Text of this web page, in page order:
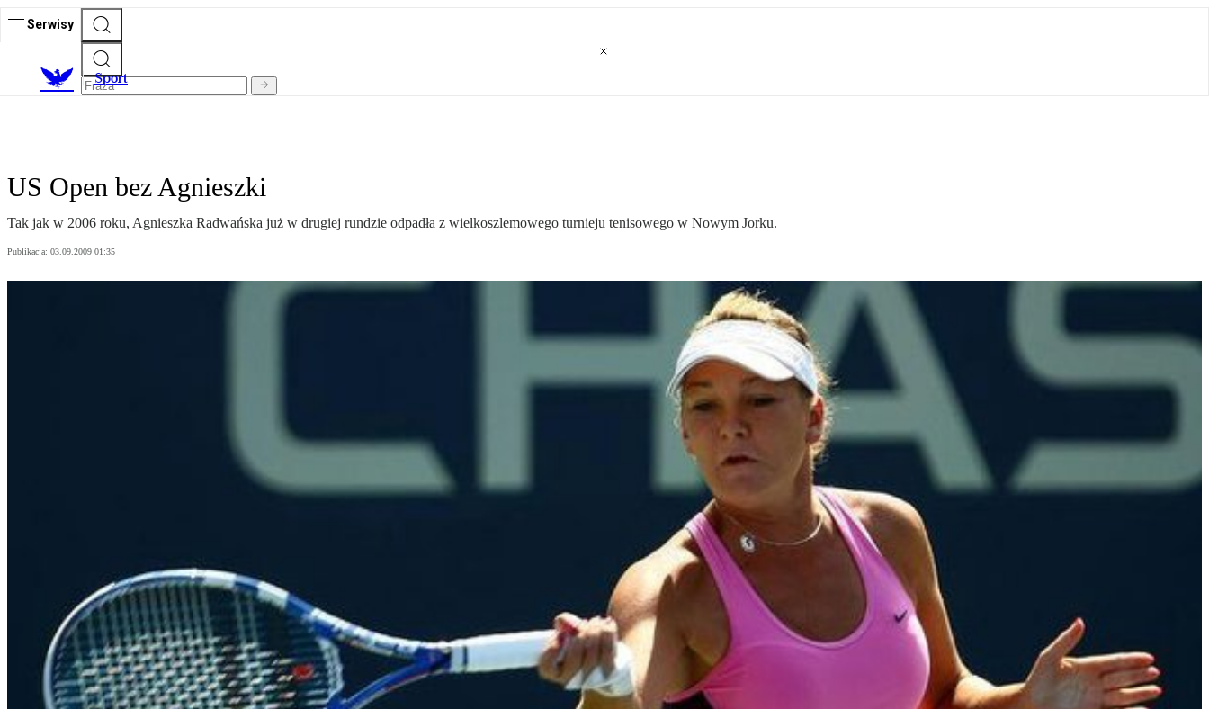
Serwisy
Sport
US Open bez Agnieszki
Tak jak w 2006 roku, Agnieszka Radwańska już w drugiej rundzie odpadła z wielkoszlemowego turnieju tenisowego w Nowym Jorku.
Publikacja: 03.09.2009 01:35